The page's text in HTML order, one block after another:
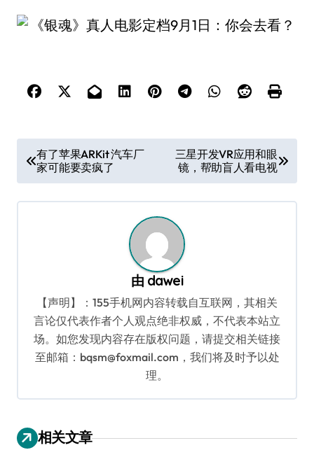
章
导
有了苹果ARKit 汽车厂
家可能要卖疯了
三星开发VR应用和眼
镜，帮助盲人看电视
由 dawei
【声明】：155手机网内容转载自互联网，其相关
言论仅代表作者个人观点绝非权威，不代表本站立
场。如您发现内容存在版权问题，请提交相关链接
至邮箱：bqsm@foxmail.com，我们将及时予以处
理。
相关文章